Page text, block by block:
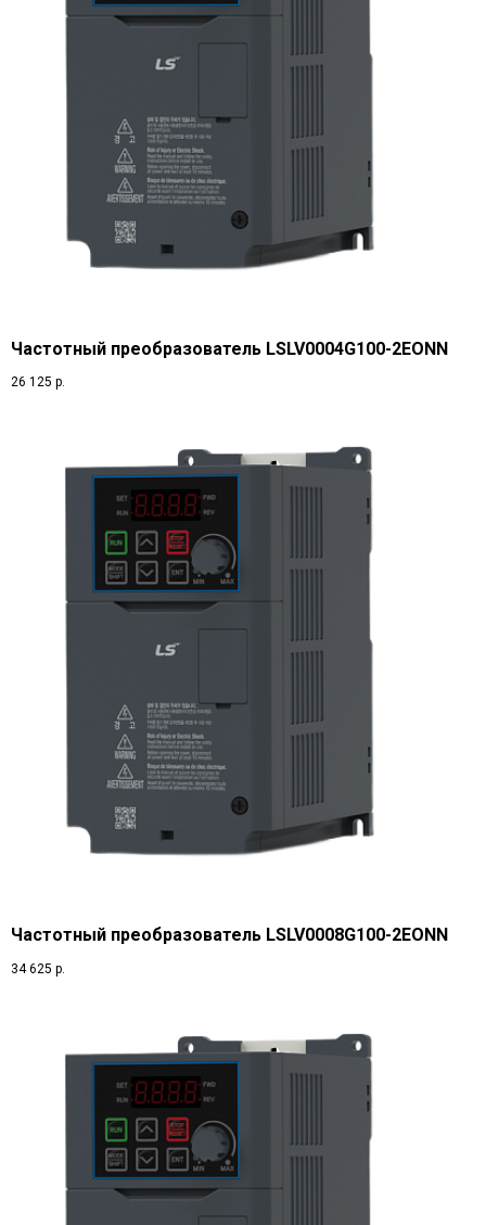
Частотный преобразователь LSLV0004G100-2EONN
26 125 р.
Частотный преобразователь LSLV0008G100-2EONN
34 625 р.